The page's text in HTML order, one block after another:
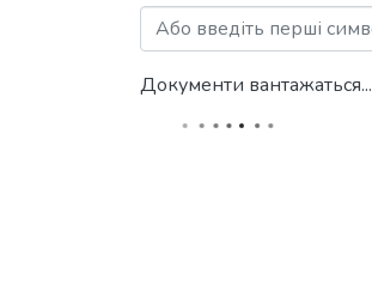
Документи вантажаться...